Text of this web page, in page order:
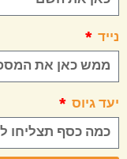
נייד
יעד גיוס